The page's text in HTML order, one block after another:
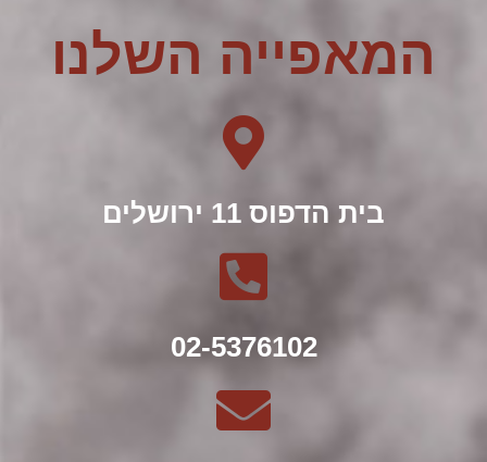
המאפייה השלנו
בית הדפוס 11 ירושלים
02-5376102